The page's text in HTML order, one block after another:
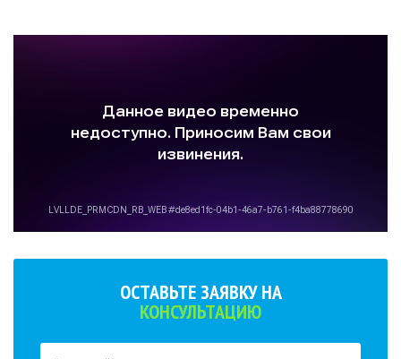
ОСТАВЬТЕ ЗАЯВКУ НА
КОНСУЛЬТАЦИЮ